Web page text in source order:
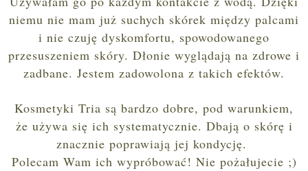
niemu nie mam już suchych skórek między palcami
i nie czuję dyskomfortu, spowodowanego
przesuszeniem skóry. Dłonie wyglądają na zdrowe i
zadbane. Jestem zadowolona z takich efektów.
Kosmetyki Tria są bardzo dobre, pod warunkiem,
że używa się ich systematycznie. Dbają o skórę i
znacznie poprawiają jej kondycję.
Polecam Wam ich wypróbować! Nie pożałujecie ;)